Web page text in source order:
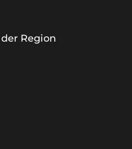
Region